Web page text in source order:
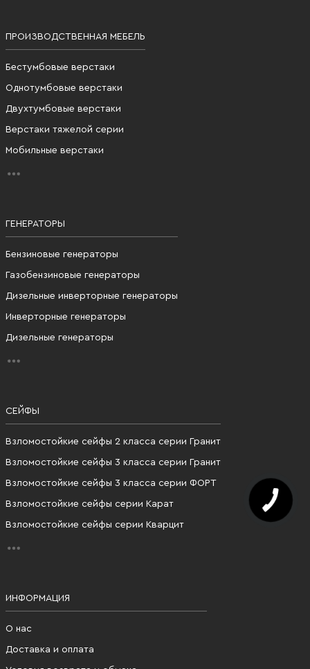
ПРОИЗВОДСТВЕННАЯ МЕБЕЛЬ
Бестумбовые верстаки
Однотумбовые верстаки
Двухтумбовые верстаки
Верстаки тяжелой серии
Мобильные верстаки
ГЕНЕРАТОРЫ
Бензиновые генераторы
Газобензиновые генераторы
Дизельные инверторные генераторы
Инверторные генераторы
Дизельные генераторы
СЕЙФЫ
Взломостойкие сейфы 2 класса серии Гранит
Взломостойкие сейфы 3 класса серии Гранит
Взломостойкие сейфы 3 класса серии ФОРТ
Взломостойкие сейфы серии Карат
Взломостойкие сейфы серии Кварцит
ИНФОРМАЦИЯ
О нас
Доставка и оплата